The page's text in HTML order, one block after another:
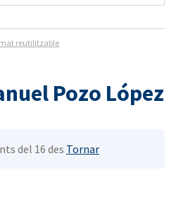
reutilitzable
Pozo López
del 16 des Tornar